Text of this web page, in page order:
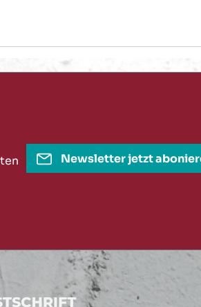
Newsletter jetzt